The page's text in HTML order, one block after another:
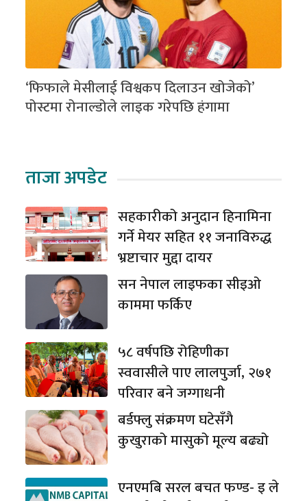
‘फिफाले मेसीलाई विश्वकप दिलाउन खोजेको’
पोस्टमा रोनाल्डोले लाइक गरेपछि हंगामा
ताजा अपडेट
सहकारीको अनुदान हिनामिना
गर्ने मेयर सहित ११ जनाविरुद्ध
भ्रष्टाचार मुद्दा दायर
सन नेपाल लाइफका सीइओ
काममा फर्किए
५८ वर्षपछि रोहिणीका
स्ववासीले पाए लालपुर्जा, २७१
परिवार बने जग्गाधनी
बर्डफ्लु संक्रमण घटेसँगै
कुखुराको मासुको मूल्य बढ्यो
एनएमबि सरल बचत फण्ड- इ ले